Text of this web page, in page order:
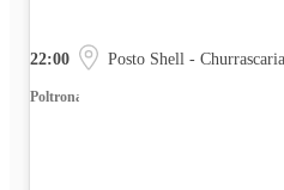
22:00 Posto Shell -
Poltrona